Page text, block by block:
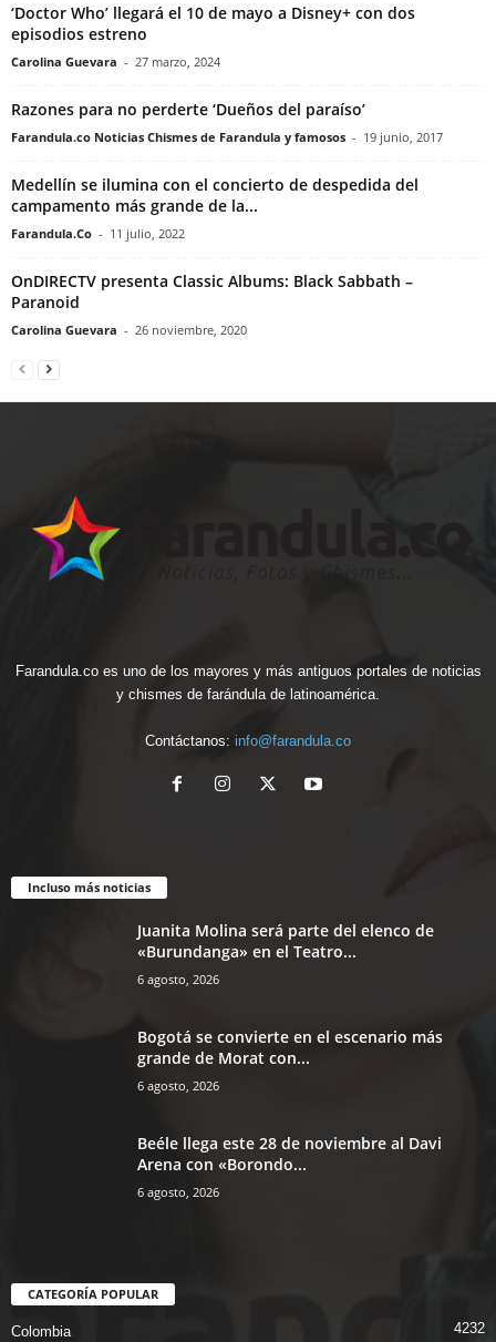
‘Doctor Who’ llegará el 10 de mayo a Disney+ con dos
episodios estreno
Carolina Guevara - 27 marzo, 2024
Razones para no perderte ‘Dueños del paraíso’
Farandula.co Noticias Chismes de Farandula y famosos - 19 junio, 2017
Medellín se ilumina con el concierto de despedida del
campamento más grande de la...
Farandula.Co - 11 julio, 2022
OnDIRECTV presenta Classic Albums: Black Sabbath –
Paranoid
Carolina Guevara - 26 noviembre, 2020
Farandula.co es uno de los mayores y más antiguos portales de noticias
y chismes de farándula de latinoamérica.
Contáctanos: info@farandula.co
Incluso más noticias
Juanita Molina será parte del elenco de
«Burundanga» en el Teatro...
6 agosto, 2026
Bogotá se convierte en el escenario más
grande de Morat con...
6 agosto, 2026
Beéle llega este 28 de noviembre al Davi
Arena con «Borondo...
6 agosto, 2026
CATEGORÍA POPULAR
Colombia 4232